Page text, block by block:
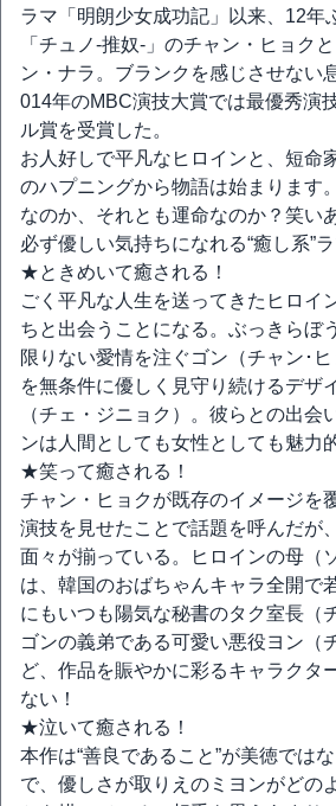
ラマ「明朗少女成功記」以来、12年
「チュノ-推奴-」のチャン・ヒョク
ン・ナラ。ブランクを感じさせない
014年のMBC演技大賞では最優秀演
ル賞を受賞した。
お人好しで平凡なヒロインと、短命
のハプニングから物語は始まります
なのか、それとも運命なのか？笑い
必ず優しい気持ちになれる“癒し系”
★ときめいて癒される！
ごく平凡な人生を送ってきたヒロイ
ちと出会うことになる。ぶっきらぼ
限りない愛情を注ぐゴン（チャン･
を無条件に優しく見守り続けるデザ
（チェ・ジニョク）。彼らとの出会
ンは人間としても女性としても魅力
★笑って癒される！
チャン・ヒョクが既存のイメージを
演技を見せたことで話題を呼んだが
面々が揃っている。ヒロインの母（
は、韓国のおばちゃんキャラ全開で
にもいつも陽気な秘書のタク室長（
ゴンの義弟である可愛い悪役ヨン（
ど、作品を賑やかに彩るキャラクタ
ない！
★泣いて癒される！
本作は“善良であること”が美徳では
で、優しさが取りえのミヨンがどの